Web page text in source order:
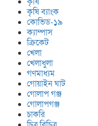
কৃষি ব্যাংক
কোভিড-১৯
ক্যাম্পাস
ক্রিকেট
খেলা
খেলাধুলা
গণমাধ্যম
গোয়াইন ঘাট
গোলাপ গঞ্জ
গোলাপগঞ্জ
চাকরি